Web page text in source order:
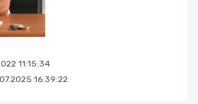
11:15:34
16:39:22